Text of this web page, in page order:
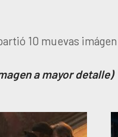
10 muevas
a mayor detalle)